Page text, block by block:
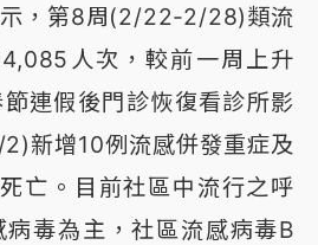
示，第8周(2/22-2/28)類流
人次，較前一周上升
連假後門診恢復看診所影
新增10例流感併發重症及
亡。目前社區中流行之呼
毒為主，社區流感病毒B